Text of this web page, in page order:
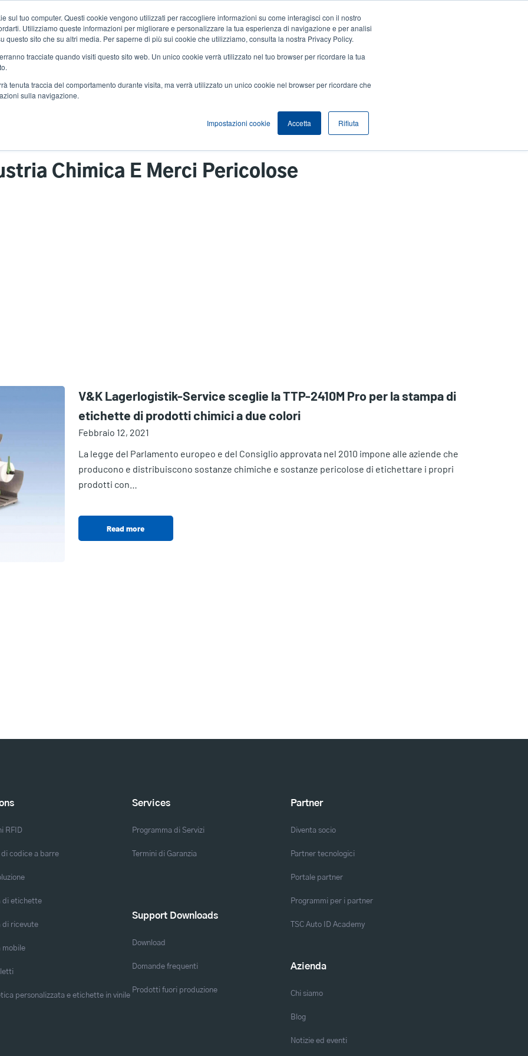
sul tuo computer. Questi cookie vengono utilizzati per raccogliere informazioni su come interagisci con il nostro
Utilizziamo queste informazioni per migliorare e personalizzare la tua esperienza di navigazione e per analisi
questo sito che su altri media. Per saperne di più sui cookie che utilizziamo, consulta la nostra Privacy Policy.
tracciate quando visiti questo sito web. Un unico cookie verrà utilizzato nel tuo browser per ricordare la tua
tenuta traccia del comportamento durante visita, ma verrà utilizzato un unico cookie nel browser per ricordare che
sulla navigazione.
Impostazioni cookie Accetta Rifiuta
User
account
Notizie ed eventi Azienda
User
Anonymous
Accedi / Registrati
Servizi Supporto e download Partner Seleziona Prodotti
Chimica E Merci Pericolose
V&K Lagerlogistik-Service sceglie la TTP-2410M Pro per la stampa di
etichette di prodotti chimici a due colori
Febbraio 12, 2021
La legge del Parlamento europeo e del Consiglio approvata nel 2010 impone alle aziende che
producono e distribuiscono sostanze chimiche e sostanze pericolose di etichettare i propri
prodotti con…
Read more
RFID
codice a barre
di etichette
di ricevute
mobile
personalizzata e etichette in vinile
Services
Programma di Servizi
Termini di Garanzia
Support Downloads
Download
Domande frequenti
Prodotti fuori produzione
Partner
Diventa socio
Partner tecnologici
Portale partner
Programmi per i partner
TSC Auto ID Academy
Azienda
Chi siamo
Blog
Notizie ed eventi